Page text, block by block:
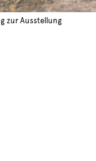
zur Ausstellung